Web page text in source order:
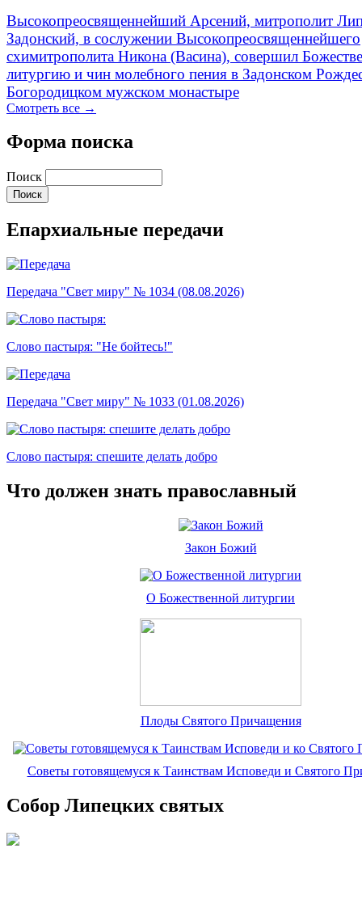
Высокопреосвященнейший Арсений, митрополит
Задонский, в сослужении Высокопреосвященнейшего
схимитрополита Никона (Васина), совершил
литургию и чин молебного пения в Задонском
Богородицком мужском монастыре
Смотреть все →
Форма поиска
Поиск
Епархиальные передачи
Передача "Свет миру" № 1034 (08.08.2026)
Слово пастыря: "Не бойтесь!"
Передача "Свет миру" № 1033 (01.08.2026)
Слово пастыря: спешите делать добро
Что должен знать православный
Закон Божий
О Божественной литургии
Плоды Святого Причащения
Советы готовящемуся к Таинствам Исповеди и Святого
Собор Липецких святых